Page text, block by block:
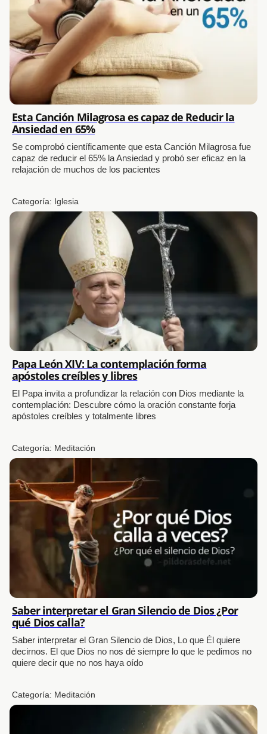
Esta Canción Milagrosa es capaz de Reducir la
Ansiedad en 65%
Se comprobó científicamente que esta Canción Milagrosa fue
capaz de reducir el 65% la Ansiedad y probó ser eficaz en la
relajación de muchos de los pacientes
Categoría: Iglesia
Papa León XIV: La contemplación forma
apóstoles creíbles y libres
El Papa invita a profundizar la relación con Dios mediante la
contemplación: Descubre cómo la oración constante forja
apóstoles creíbles y totalmente libres
Categoría: Meditación
Saber interpretar el Gran Silencio de Dios ¿Por
qué Dios calla?
Saber interpretar el Gran Silencio de Dios, Lo que Él quiere
decirnos. El que Dios no nos dé siempre lo que le pedimos no
quiere decir que no nos haya oído
Categoría: Meditación